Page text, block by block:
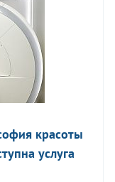
красоты
услуга